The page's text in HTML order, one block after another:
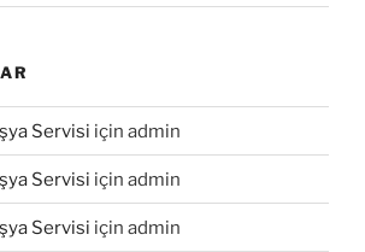
Servisi için admin
Servisi için admin
Servisi için admin